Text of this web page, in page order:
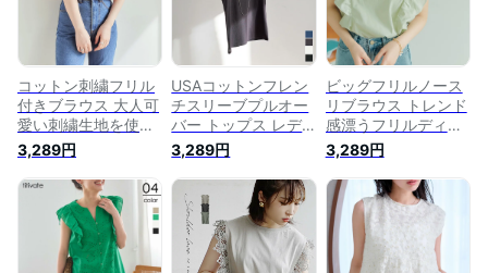
コットン刺繍フリル
付きブラウス 大人可
愛い刺繍生地を使用
トップス レディース
ブラウス シャツ ノ
ースリーブ フレンチ
スリーブ フリル ボ
タン 刺繍 シンプル
綿 コットン【メール
便可／70】
3,289円
USAコットンフレン
チスリーブプルオー
バー トップス レデ
ィース カットソー
クルーネック ノース
リーブ シンプル 汗
ジミ防止 コットン
綿 インナー【メール
便可／100】
3,289円
ビッグフリルノース
リブラウス トレンド
感漂うフリルディテ
ールが魅力 トップス
レディース ブラウス
ノースリーブ フレン
チスリーブ ラウンド
ネック コットン 綿
シンプル【メール便
可／50】
3,289円